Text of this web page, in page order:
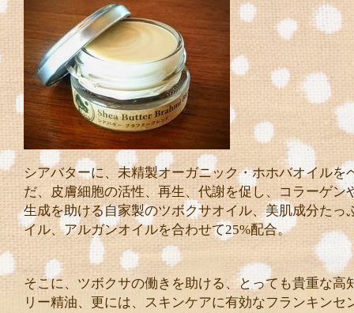
シアバターに、未精製オーガニック・ホホバオイルを
だ、皮膚細胞の活性、再生、代謝を促し、コラーゲン
生成を助ける自家製のツボクサオイル、美肌成分たっ
イル、アルガンオイルを合わせて25%配合。
そこに、ツボクサの働きを助ける、とっても貴重な高
リー精油、更には、スキンケアに有効なフランキンセ